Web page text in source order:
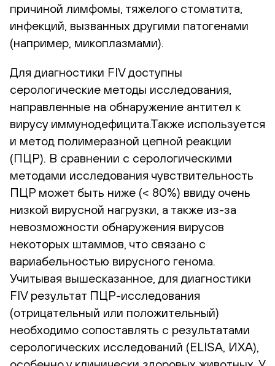
причиной лимфомы, тяжелого стоматита,
инфекций, вызванных другими патогенами
(например, микоплазмами).
Для диагностики FIV доступны
серологические методы исследования,
направленные на обнаружение антител к
вирусу иммунодефицита.Также используется
и метод полимеразной цепной реакции
(ПЦР). В сравнении с серологическими
методами исследования чувствительность
ПЦР может быть ниже (< 80%) ввиду очень
низкой вирусной нагрузки, а также из-за
невозможности обнаружения вирусов
некоторых штаммов, что связано с
вариабельностью вирусного генома.
Учитывая вышесказанное, для диагностики
FIV результат ПЦР-исследования
(отрицательный или положительный)
необходимо сопоставлять с результатами
серологических исследований (ELISA, ИХА),